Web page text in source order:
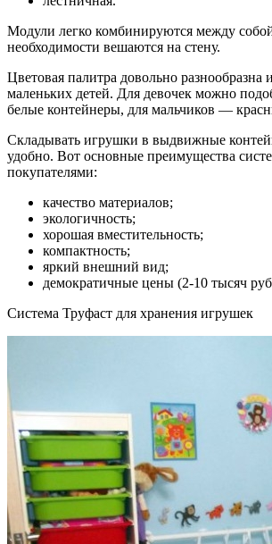
Модули легко комбинируются между
необходимости вешаются на стену.
Цветовая палитра довольно разнообразна
маленьких детей. Для девочек можно
белые контейнеры, для мальчиков —
Складывать игрушки в выдвижные
удобно. Вот основные преимущества
покупателями:
качество материалов;
экологичность;
хорошая вместительность;
компактность;
яркий внешний вид;
демократичные цены (2-10 тысяч
Система Труфаст для хранения игрушек